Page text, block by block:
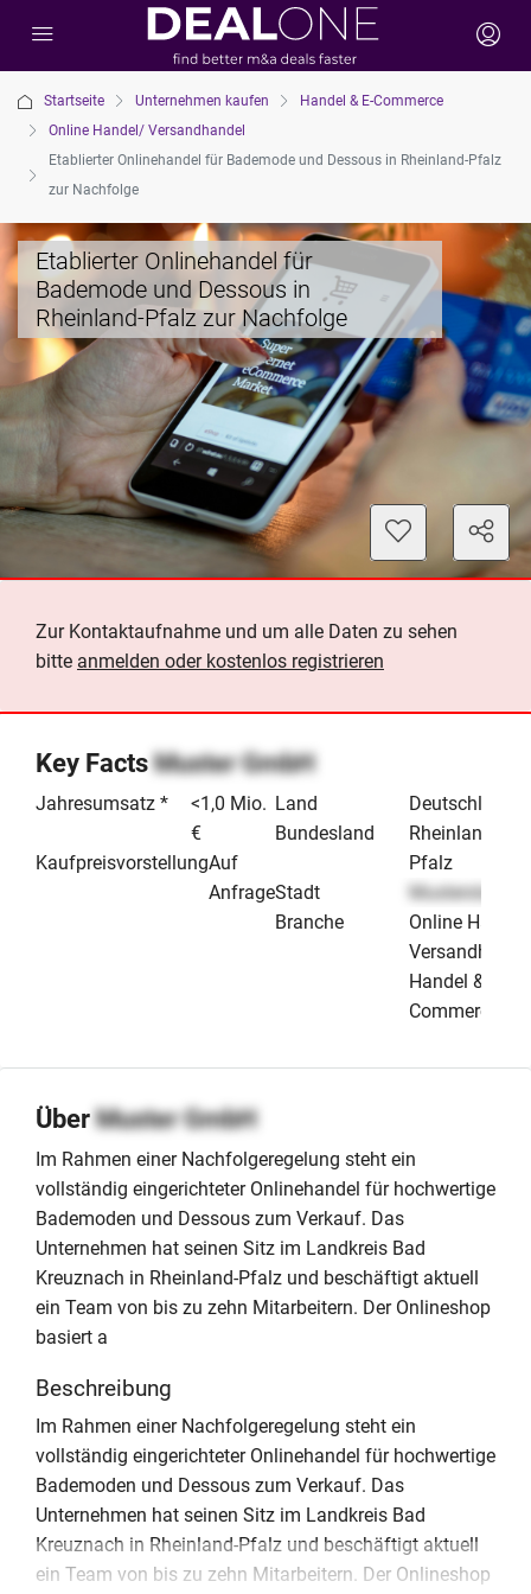
Startseite Unternehmen kaufen
Handel & E-Commerce
Online Handel/ Versandhandel
Etablierter Onlinehandel für Bademode und Dessous in Rheinland-Pfalz
zur Nachfolge
Etablierter Onlinehandel für
Bademode und Dessous in
Rheinland-Pfalz zur Nachfolge
Zur Kontaktaufnahme und um alle Daten zu sehen
bitte anmelden oder kostenlos registrieren
Key FactsMuster GmbH
Jahresumsatz *
<1,0 Mio.
€
KaufpreisvorstellungAuf
Anfrage
Land
Deutschland
Bundesland
Rheinland-
Pfalz
Stadt
Musterstadt
Branche
Online
Handel & E-
Commerce
ÜberMuster GmbH
Im Rahmen einer Nachfolgeregelung steht ein
vollständig eingerichteter Onlinehandel für hochwertige
Bademoden und Dessous zum Verkauf. Das
Unternehmen hat seinen Sitz im Landkreis Bad
Kreuznach in Rheinland-Pfalz und beschäftigt aktuell
ein Team von bis zu zehn Mitarbeitern. Der Onlineshop
basiert a
Beschreibung
Im Rahmen einer Nachfolgeregelung steht ein
vollständig eingerichteter Onlinehandel für hochwertige
Bademoden und Dessous zum Verkauf. Das
Unternehmen hat seinen Sitz im Landkreis Bad
Kreuznach in Rheinland-Pfalz und beschäftigt aktuell
ein Team von bis zu zehn Mitarbeitern. Der Onlineshop